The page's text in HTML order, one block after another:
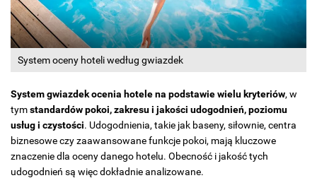
System oceny hoteli według gwiazdek
System gwiazdek ocenia hotele na podstawie wielu kryteriów, w
tymstandardów pokoi, zakresu i jakości udogodnień, poziomu
usług i czystości. Udogodnienia, takie jak baseny, siłownie, centra
biznesowe czy zaawansowane funkcje pokoi, mają kluczowe
znaczenie dla oceny danego hotelu. Obecność i jakość tych
udogodnień są więc dokładnie analizowane.